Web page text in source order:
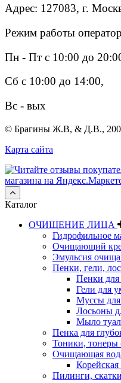
Адрес: 127083, г.
Режим работы
Пн - Пт с 10:00 до
Сб с 10:00 до 14:00,
Вс - вых
© Брагины Ж.В, & Д.В.,
Карта сайта
Каталог
ОЧИЩЕНИЕ ЛИЦА
Гидрофильное
Очищающий
Эмульсия
Пенки, гели,
Пенки
Гели для
Муссы
Лосьоны
Мыло
Пенка для
Тоники,
Очищающая
Пилинги,